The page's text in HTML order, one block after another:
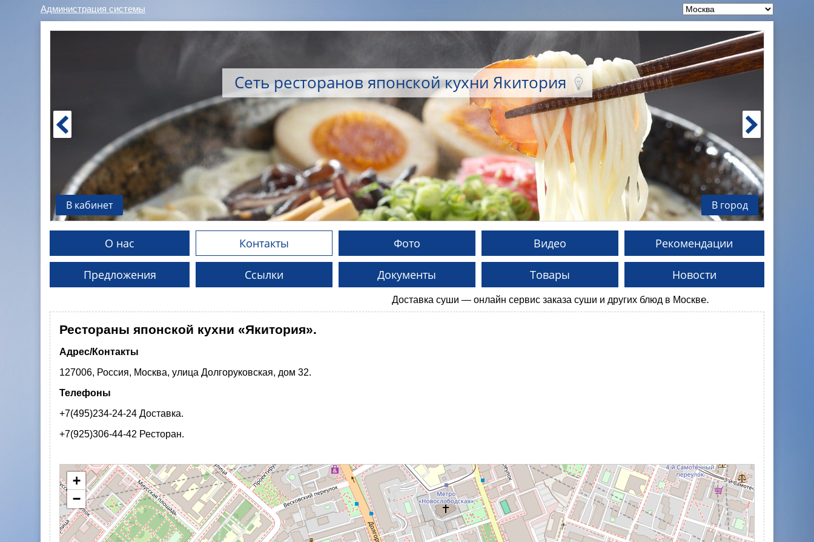
Администрация системы
В кабинет В город
Cеть ресторанов японской кухни Якитория
О нас Контакты Фото Видео Рекомендации
Предложения Ссылки Документы Товары Новости
Доставка суши — онлайн сервис заказа суши и других блюд в Москве.
Рестораны японской кухни «Якитория».
Адрес/Контакты
127006, Россия, Москва, улица Долгоруковская, дом 32.
Телефоны
+7(495)234-24-24 Доставка.
+7(925)306-44-42 Ресторан.
+
−